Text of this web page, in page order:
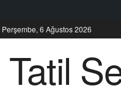
Perşembe, 6 Ağustos 2026